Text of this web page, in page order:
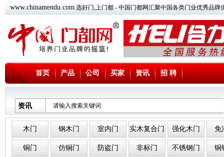
www.chinamendu.com选好门,上门都 - 中国门都网汇聚中国各类门业优秀品牌
首页 产品 公司 买家 资讯 招 聘
资讯
木门 钢木门 室内门 实木复合门 强化木门 免
铜门 仿铜门 防盗门 非标门 不锈钢门 铜